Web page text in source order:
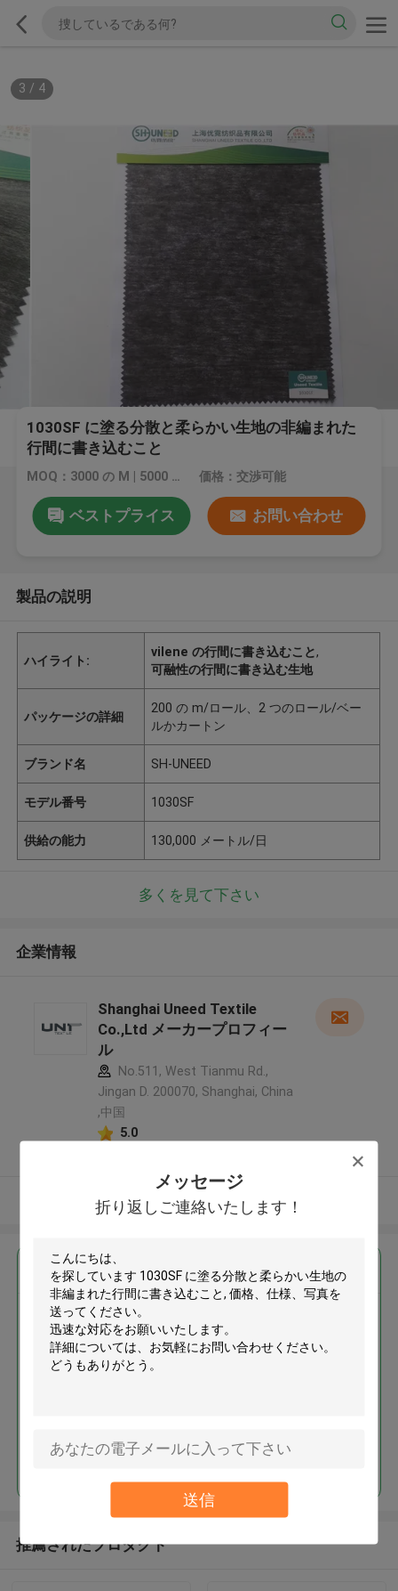
メッセージ
折り返しご連絡いたします！
送信
3 / 4
1030SF に塗る分散と柔らかい生地の非編まれた
行間に書き込むこと
MOQ：3000 の M | 5000 の M 価格：交渉可能
ベストプライス お問い合わせ
製品の説明
ハイライト:
vilene の行間に書き込むこと,
可融性の行間に書き込む生地
パッケージの詳細
200 の m/ロール、2 つのロール/ベー
ルかカートン
ブランド名 SH-UNEED
モデル番号 1030SF
供給の能力 130,000 メートル/日
多くを見て下さい
企業情報
Shanghai Uneed Textile
Co.,Ltd メーカープロフィー
ル
No.511, West Tianmu Rd.,
Jingan D. 200070, Shanghai, China
,中国
5.0
多くを見て下さい
最高の価格で
1030SF に塗る分散と柔らかい生
地の非編まれた行間に書き込む
こと
続行
推薦されたプロダクト